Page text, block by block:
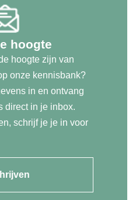
hoogte
hoogte zijn van
onze kennisbank?
in en ontvang
direct in je inbox.
schrijf je je in voor